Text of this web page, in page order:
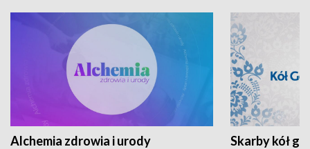
Alchemia zdrowia i urody Skarby kół